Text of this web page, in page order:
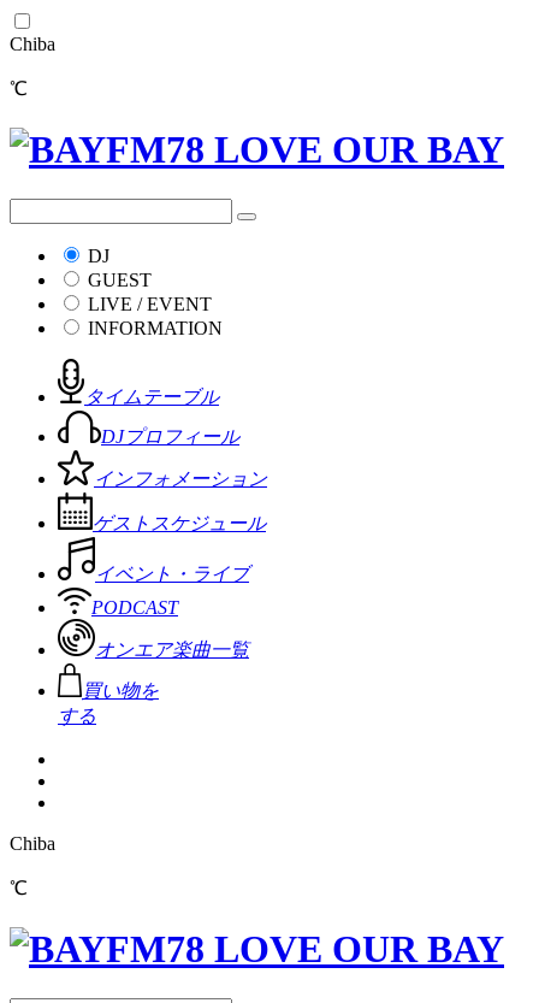
Chiba
℃
DJ
GUEST
LIVE / EVENT
INFORMATION
タイムテーブル
DJプロフィール
インフォメーション
ゲストスケジュール
イベント・ライブ
PODCAST
オンエア楽曲一覧
買い物を
する
Chiba
℃